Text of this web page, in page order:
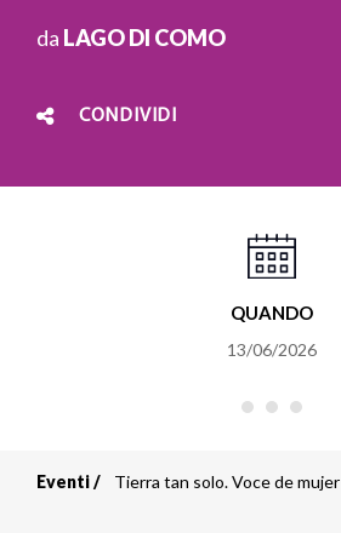
da LAGO DI COMO
CONDIVIDI
QUANDO
13/06/2026
Eventi Tierra tan solo. Voce de mujer